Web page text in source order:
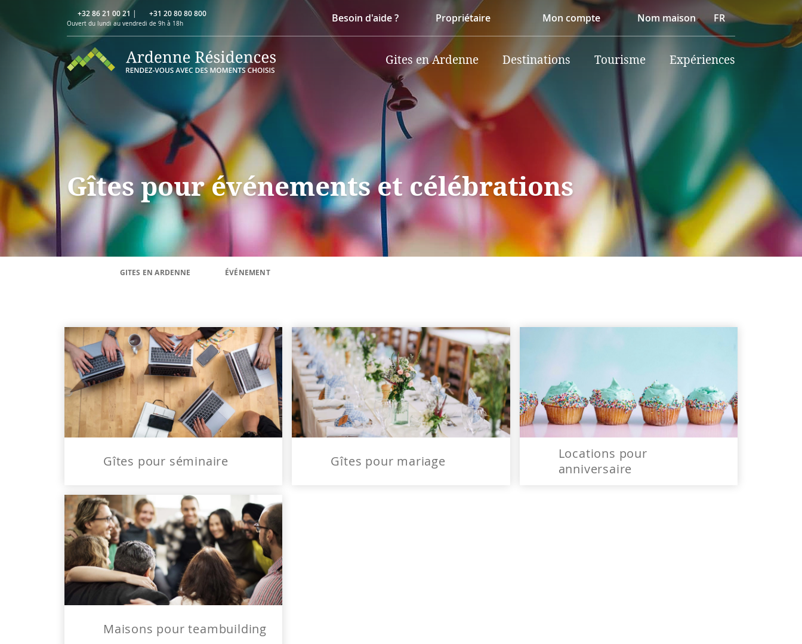
+32 86 21 00 21 | +31 20 80 80 800
Ouvert du lundi au vendredi de 9h à 18h Besoin d'aide ? Propriétaire Mon compte Nom maison FR
Gites en Ardenne Destinations Tourisme Expériences
Gîtes pour événements et célébrations
GITES EN ARDENNE ÉVÉNEMENT
Gîtes pour séminaire Gîtes pour mariage
Locations pour
anniversaire
Maisons pour teambuilding